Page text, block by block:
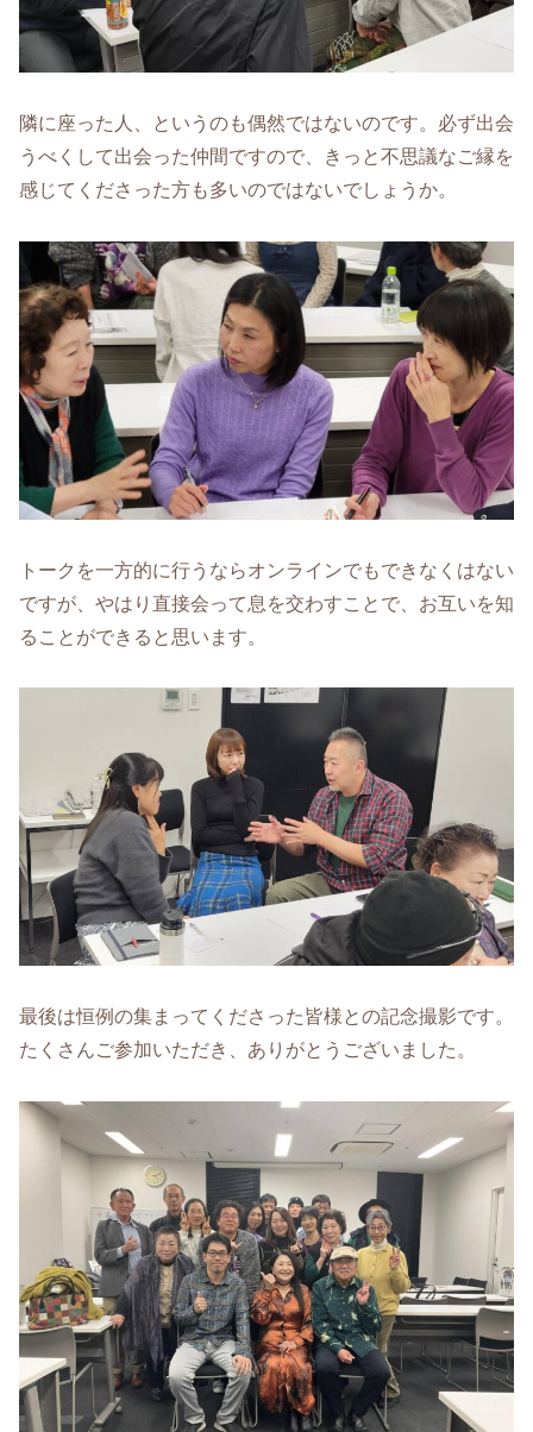
隣に座った人、というのも偶然ではないのです。必ず出会
うべくして出会った仲間ですので、きっと不思議なご縁を
感じてくださった方も多いのではないでしょうか。
トークを一方的に行うならオンラインでもできなくはない
ですが、やはり直接会って息を交わすことで、お互いを知
ることができると思います。
最後は恒例の集まってくださった皆様との記念撮影です。
たくさんご参加いただき、ありがとうございました。